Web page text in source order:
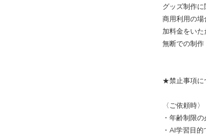
グッズ制作に
商用利用の
加料金をいた
無断での制作
★禁止事項に
〈ご依頼時〉
・年齢制限
・AI学習目